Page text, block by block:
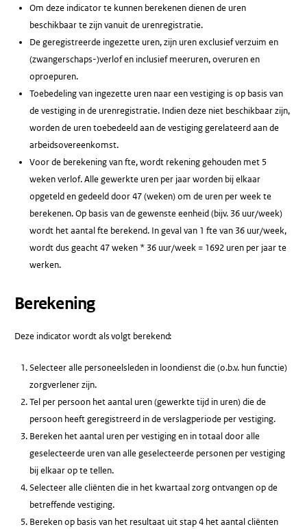
Om deze indicator te kunnen berekenen dienen de uren
beschikbaar te zijn vanuit de urenregistratie.
De geregistreerde ingezette uren, zijn uren exclusief verzuim en
(zwangerschaps-)verlof en inclusief meeruren, overuren en
oproepuren.
Toebedeling van ingezette uren naar een vestiging is op basis van
de vestiging in de urenregistratie. Indien deze niet beschikbaar zijn,
worden de uren toebedeeld aan de vestiging gerelateerd aan de
arbeidsovereenkomst.
Voor de berekening van fte, wordt rekening gehouden met 5
weken verlof. Alle gewerkte uren per jaar worden bij elkaar
opgeteld en gedeeld door 47 (weken) om de uren per week te
berekenen. Op basis van de gewenste eenheid (bijv. 36 uur/week)
wordt het aantal fte berekend. In geval van 1 fte van 36 uur/week,
wordt dus geacht 47 weken * 36 uur/week = 1692 uren per jaar te
werken.
Berekening
Deze indicator wordt als volgt berekend:
Selecteer alle personeelsleden in loondienst die (o.b.v. hun functie)
zorgverlener zijn.
Tel per persoon het aantal uren (gewerkte tijd in uren) die de
persoon heeft geregistreerd in de verslagperiode per vestiging.
Bereken het aantal uren per vestiging en in totaal door alle
geselecteerde uren van alle geselecteerde personen per vestiging
bij elkaar op te tellen.
Selecteer alle cliënten die in het kwartaal zorg ontvangen op de
betreffende vestiging.
Bereken op basis van het resultaat uit stap 4 het aantal cliënten